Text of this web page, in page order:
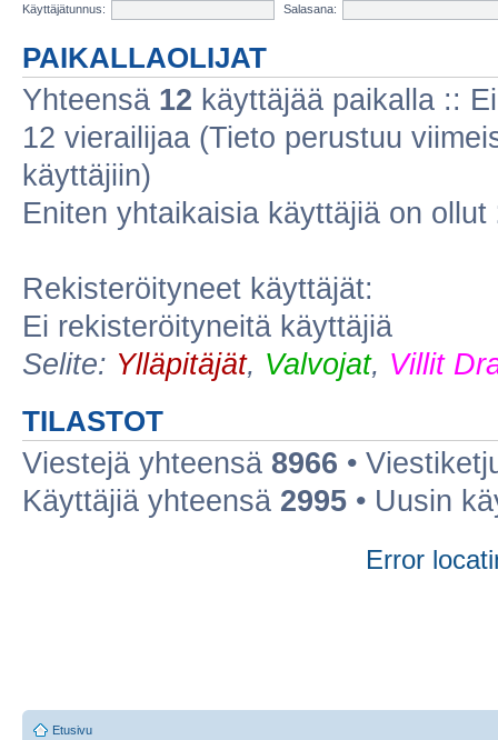
Käyttäjätunnus:
Salasana:
PAIKALLAOLIJAT
Yhteensä 12 käyttäjää paikalla ::
12 vierailijaa (Tieto perustuu
käyttäjiin)
Eniten yhtaikaisia käyttäjiä on ollut
Rekisteröityneet käyttäjät:
Ei rekisteröityneitä käyttäjiä
Selite: Ylläpitäjät, Valvojat, Villit
TILASTOT
Viestejä yhteensä 8966 •
Käyttäjiä yhteensä 2995 • Uusin
Error
Etusivu